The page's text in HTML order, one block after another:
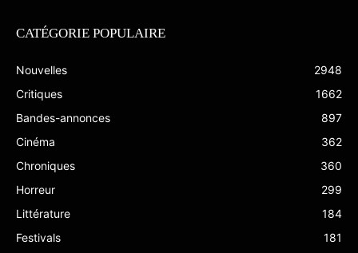
CATÉGORIE POPULAIRE
Nouvelles
2948
Critiques
1662
Bandes-annonces
897
Cinéma
362
Chroniques
360
Horreur
299
Littérature
184
Festivals
181